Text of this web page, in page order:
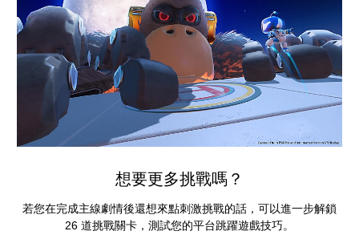
想要更多挑戰嗎？
若您在完成主線劇情後還想來點刺激挑戰的話，可以進一步解鎖
26 道挑戰關卡，測試您的平台跳躍遊戲技巧。